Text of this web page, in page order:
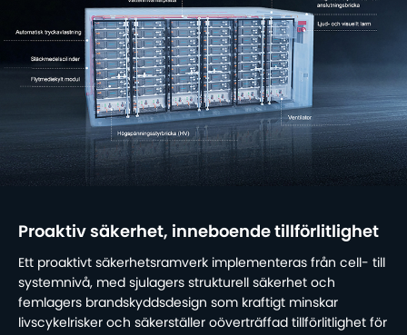
Proaktiv säkerhet, inneboende tillförlitlighet
Ett proaktivt säkerhetsramverk implementeras från cell- till
systemnivå, med sjulagers strukturell säkerhet och
femlagers brandskyddsdesign som kraftigt minskar
livscykelrisker och säkerställer oöverträffad tillförlitlighet för